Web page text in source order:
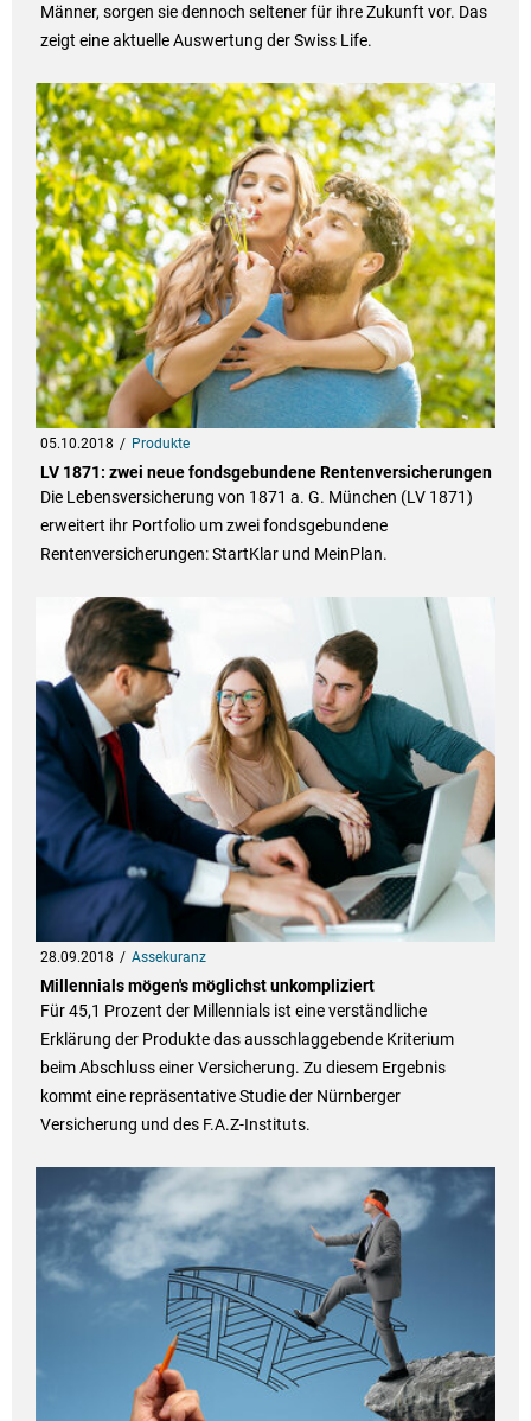
Männer, sorgen sie dennoch seltener für ihre Zukunft vor. Das
zeigt eine aktuelle Auswertung der Swiss Life.
05.10.2018 Produkte
LV 1871: zwei neue fondsgebundene Rentenversicherungen
Die Lebensversicherung von 1871 a. G. München (LV 1871)
erweitert ihr Portfolio um zwei fondsgebundene
Rentenversicherungen: StartKlar und MeinPlan.
28.09.2018 Assekuranz
Millennials mögen's möglichst unkompliziert
Für 45,1 Prozent der Millennials ist eine verständliche
Erklärung der Produkte das ausschlaggebende Kriterium
beim Abschluss einer Versicherung. Zu diesem Ergebnis
kommt eine repräsentative Studie der Nürnberger
Versicherung und des F.A.Z-Instituts.